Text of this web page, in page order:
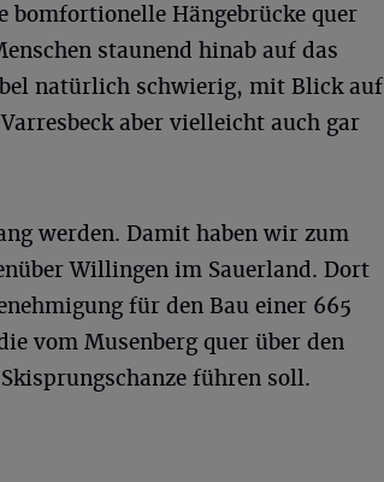
Hängebrücke quer
staunend hinab auf das
natürlich schwierig, mit Blick auf
aber vielleicht auch gar
werden. Damit haben wir zum
Willingen im Sauerland. Dort
für den Bau einer 665
vom Musenberg quer über den
führen soll.